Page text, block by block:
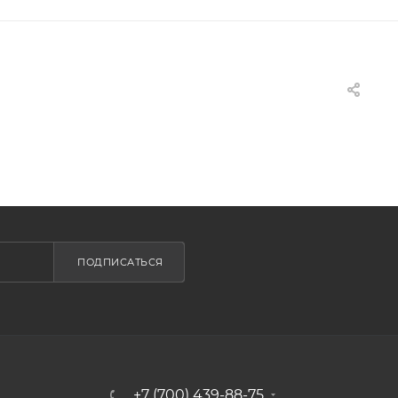
ПОДПИСАТЬСЯ